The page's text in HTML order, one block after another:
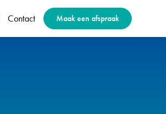
Contact Maak een afspraak